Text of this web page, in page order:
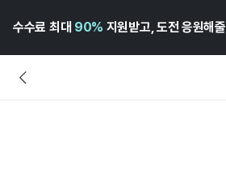
수수료 최대 90% 지원받고, 도전 응원해줄